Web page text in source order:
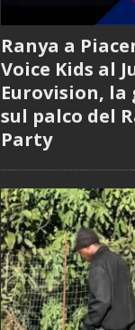
Ranya a
Voice Kids al
Eurovision,
sul palco del
Party